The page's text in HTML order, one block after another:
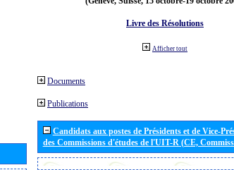
Livre des Résolutions
Afficher tout
Documents
Publications
Candidats aux postes de Présidents et de Vice-
des Commissions d'études de l'UIT-R (CE,